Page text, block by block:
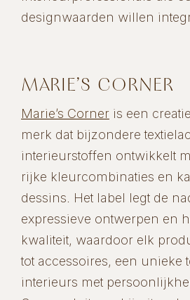
designwaarden willen
MARIE’S CORNER
Marie’s Corner is een
merk dat bijzondere
interieurstoffen ontwikkelt
rijke kleurcombinaties en
dessins. Het label legt de
expressieve ontwerpen en
kwaliteit, waardoor elk
tot accessoires, een unieke
interieurs met